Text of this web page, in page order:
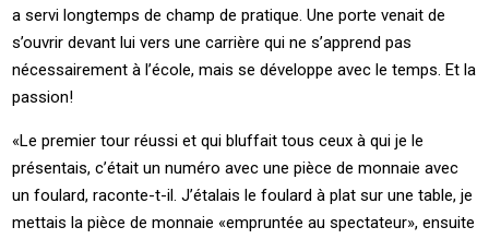
a servi longtemps de champ de pratique. Une porte venait de
s’ouvrir devant lui vers une carrière qui ne s’apprend pas
nécessairement à l’école, mais se développe avec le temps. Et la
passion!
«Le premier tour réussi et qui bluffait tous ceux à qui je le
présentais, c’était un numéro avec une pièce de monnaie avec
un foulard, raconte-t-il. J’étalais le foulard à plat sur une table, je
mettais la pièce de monnaie «empruntée au spectateur», ensuite